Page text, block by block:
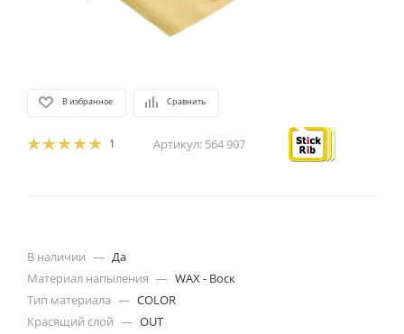
В избранное Сравнить
1 Артикул: 564 907
В наличии — Да
Материал напыления — WAX - Воск
Тип материала — COLOR
Красящий слой — OUT